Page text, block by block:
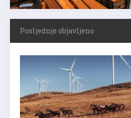
Posljednje objavljeno